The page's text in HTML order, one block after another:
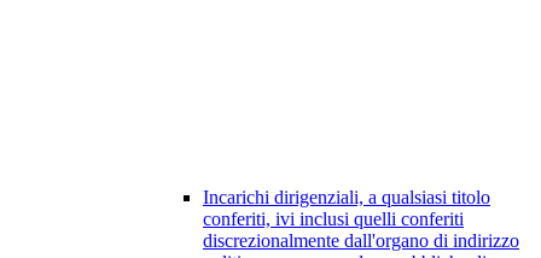
Incarichi dirigenziali, a qualsiasi titolo
conferiti, ivi inclusi quelli conferiti
discrezionalmente dall'organo di indirizzo